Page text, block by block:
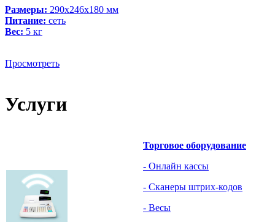
Размеры: 290x246x180 мм
Питание: сеть
Вес: 5 кг
Просмотреть
Услуги
Торговое оборудование
- Онлайн кассы
- Сканеры штрих-кодов
- Весы